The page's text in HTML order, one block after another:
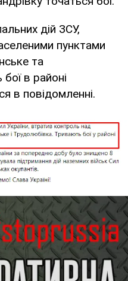
дій ЗСУ,
пунктами
та
в районі
в повідомленні.